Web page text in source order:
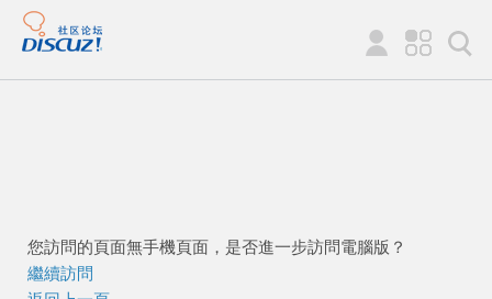
您訪問的頁面無手機頁面，是否進一步訪問電腦版？
繼續訪問